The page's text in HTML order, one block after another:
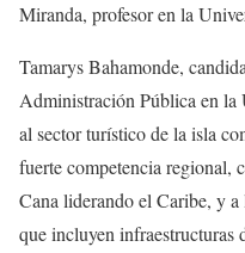
Miranda, profesor en la
Tamarys Bahamonde,
Administración Pública en la
al sector turístico de la isla
fuerte competencia regional,
Cana liderando el Caribe, y
que incluyen infraestructuras